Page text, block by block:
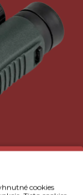
cookies